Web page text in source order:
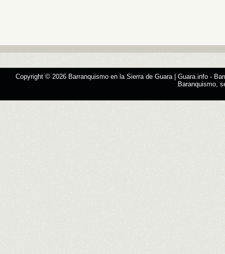
Copyright © 2026 Barranquismo en la Sierra de Guara | Guara.info -
Baranquismo,